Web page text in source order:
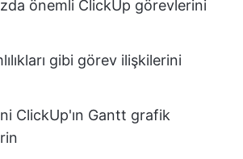
önemli ClickUp görevlerini
gibi görev ilişkilerini
ClickUp'ın Gantt grafik